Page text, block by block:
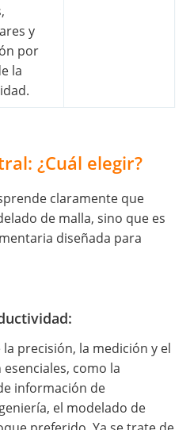
y
por
la
¿Cuál elegir?
claramente que
de malla, sino que es
diseñada para
precisión, la medición y el
como la
información de
el modelado de